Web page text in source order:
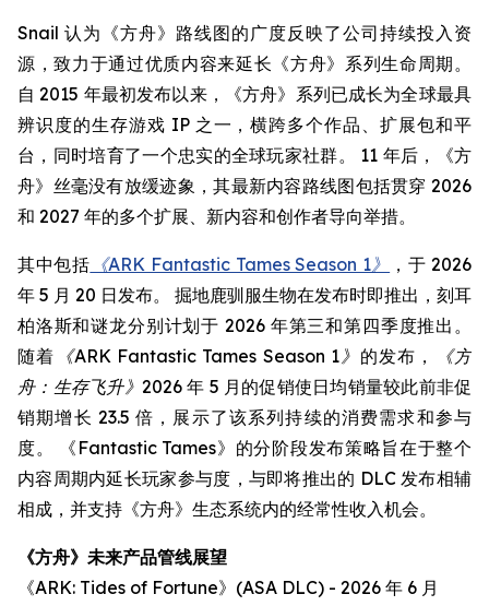
Snail 认为《方舟》路线图的广度反映了公司持续投入资
源，致力于通过优质内容来延长《方舟》系列生命周期。
自 2015 年最初发布以来，《方舟》系列已成长为全球最具
辨识度的生存游戏 IP 之一，横跨多个作品、扩展包和平
台，同时培育了一个忠实的全球玩家社群。 11 年后，《方
舟》丝毫没有放缓迹象，其最新内容路线图包括贯穿 2026
和 2027 年的多个扩展、新内容和创作者导向举措。
其中包括 《ARK Fantastic Tames Season 1》
，于 2026
年 5 月 20 日发布。 掘地鹿驯服生物在发布时即推出，刻耳
柏洛斯和谜龙分别计划于 2026 年第三和第四季度推出。
随着 《ARK Fantastic Tames Season 1》 的发布，
《方
舟：生存飞升》 2026 年 5 月的促销使日均销量较此前非促
销期增长 23.5 倍，展示了该系列持续的消费需求和参与
度。 《Fantastic Tames》的分阶段发布策略旨在于整个
内容周期内延长玩家参与度，与即将推出的 DLC 发布相辅
相成，并支持《方舟》生态系统内的经常性收入机会。
《方舟》未来产品管线展望
《ARK: Tides of Fortune》(ASA DLC) - 2026 年 6 月